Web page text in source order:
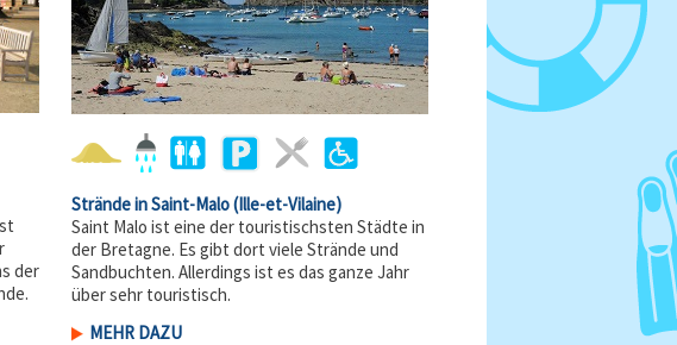
der
Strände in Saint-Malo(Ille-et-Vilaine)
Saint Malo ist eine der touristischsten Städte in
der Bretagne. Es gibt dort viele Strände und
Sandbuchten. Allerdings ist es das ganze Jahr
über sehr touristisch.
MEHR DAZU